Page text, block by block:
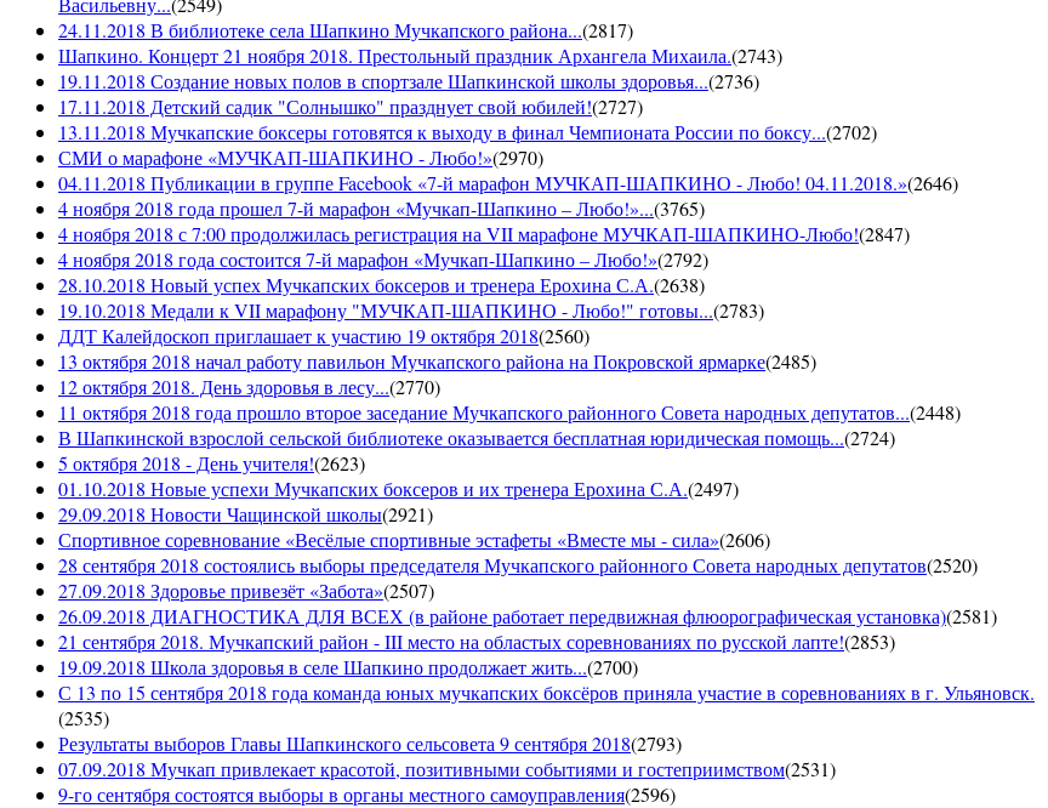
24.11.2018 В библиотеке села Шапкино Мучкапского района...(2817)
Шапкино. Концерт 21 ноября 2018. Престольный праздник Архангела Михаила.(2743)
19.11.2018 Создание новых полов в спортзале Шапкинской школы здоровья...(2736)
17.11.2018 Детский садик "Солнышко" празднует свой юбилей!(2727)
13.11.2018 Мучкапские боксеры готовятся к выходу в финал Чемпионата России по боксу...(2702)
СМИ о марафоне «МУЧКАП-ШАПКИНО - Любо!»(2970)
04.11.2018 Публикации в группе Facebook «7-й марафон МУЧКАП-ШАПКИНО - Любо! 04.11.2018.»(2646)
4 ноября 2018 года прошел 7-й марафон «Мучкап-Шапкино – Любо!»...(3765)
4 ноября 2018 с 7:00 продолжилась регистрация на VII марафоне МУЧКАП-ШАПКИНО-Любо!(2847)
4 ноября 2018 года состоится 7-й марафон «Мучкап-Шапкино – Любо!»(2792)
28.10.2018 Новый успех Мучкапских боксеров и тренера Ерохина С.А.(2638)
19.10.2018 Медали к VII марафону "МУЧКАП-ШАПКИНО - Любо!" готовы...(2783)
ДДТ Калейдоскоп приглашает к участию 19 октября 2018(2560)
13 октября 2018 начал работу павильон Мучкапского района на Покровской ярмарке(2485)
12 октября 2018. День здоровья в лесу...(2770)
11 октября 2018 года прошло второе заседание Мучкапского районного Совета народных депутатов...(2448)
В Шапкинской взрослой сельской библиотеке оказывается бесплатная юридическая помощь...(2724)
5 октября 2018 - День учителя!(2623)
01.10.2018 Новые успехи Мучкапских боксеров и их тренера Ерохина С.А.(2497)
29.09.2018 Новости Чащинской школы(2921)
Спортивное соревнование «Весёлые спортивные эстафеты «Вместе мы - сила»(2606)
28 сентября 2018 состоялись выборы председателя Мучкапского районного Совета народных депутатов(2520)
27.09.2018 Здоровье привезёт «Забота»(2507)
26.09.2018 ДИАГНОСТИКА ДЛЯ ВСЕХ (в районе работает передвижная флюорографическая установка)(2581)
21 сентября 2018. Мучкапский район - III место на областых соревнованиях по русской лапте!(2853)
19.09.2018 Школа здоровья в селе Шапкино продолжает жить...(2700)
С 13 по 15 сентября 2018 года команда юных мучкапских боксёров приняла участие в соревнованиях в г. Ульяновск.
(2535)
Результаты выборов Главы Шапкинского сельсовета 9 сентября 2018(2793)
07.09.2018 Мучкап привлекает красотой, позитивными событиями и гостеприимством(2531)
9-го сентября состоятся выборы в органы местного самоуправления(2596)